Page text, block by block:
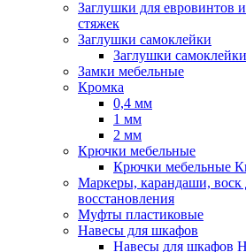
Заглушки для евровинтов
стяжек
Заглушки самоклейки
Заглушки
Замки мебельные
Кромка
0,4 мм
1 мм
2 мм
Крючки мебельные
Крючки мебельные
Маркеры, карандаши, воск
восстановления
Муфты пластиковые
Навесы для шкафов
Навесы для шкафов